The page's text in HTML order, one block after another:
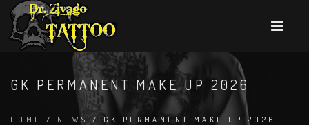
GK PERMANENT MAKE UP 2026
HOME / NEWS / GK PERMANENT MAKE UP 2026